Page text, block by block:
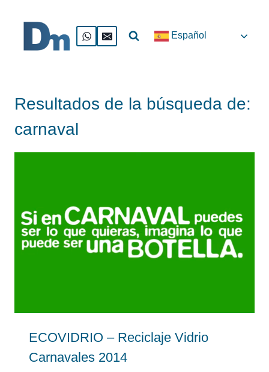
contenido
Español
Resultados de la búsqueda de:
carnaval
ECOVIDRIO – Reciclaje Vidrio
Carnavales 2014